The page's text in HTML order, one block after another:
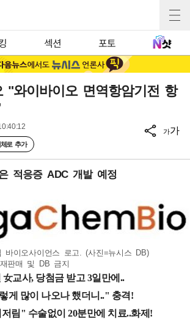
섹션 포토
"와이바이오 면역항암기전 항
로 추가
가가
적응증 ADC 개발 예정
바이오사이언스 로고. (사진=뉴시스 DB)
판매 및 DB 금지